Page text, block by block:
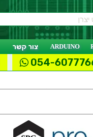
ARDUINO צור קשר
054-